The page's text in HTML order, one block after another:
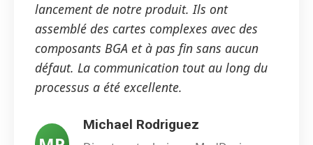
lancement de notre produit. Ils ont
assemblé des cartes complexes avec des
composants BGA et à pas fin sans aucun
défaut. La communication tout au long du
processus a été excellente.
Michael Rodriguez